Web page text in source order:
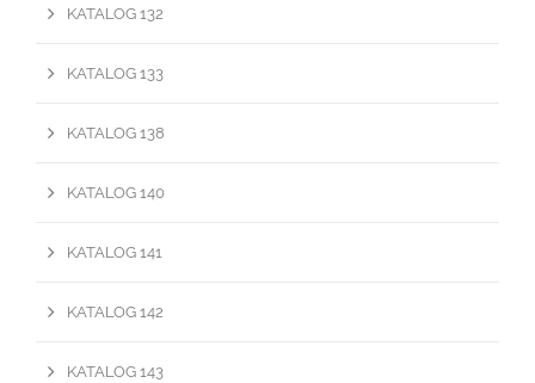
KATALOG 132
KATALOG 133
KATALOG 138
KATALOG 140
KATALOG 141
KATALOG 142
KATALOG 143